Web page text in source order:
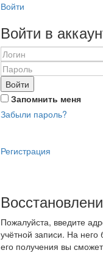
Войти
Войти в
Войти
Запомнить меня
Забыли пароль?
Регистрация
Пожалуйста, введите
учётной записи. На
его получения вы